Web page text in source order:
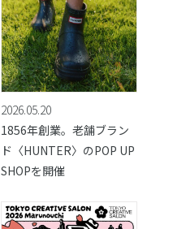
2026.05.20
1856年創業。老舗ブラン
ド〈HUNTER〉のPOP UP
SHOPを開催